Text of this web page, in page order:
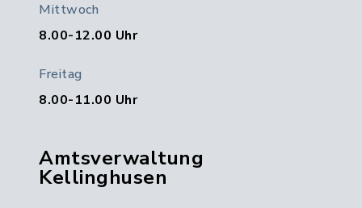
Mittwoch
8.00-12.00 Uhr
Freitag
8.00-11.00 Uhr
Amtsverwaltung
Kellinghusen